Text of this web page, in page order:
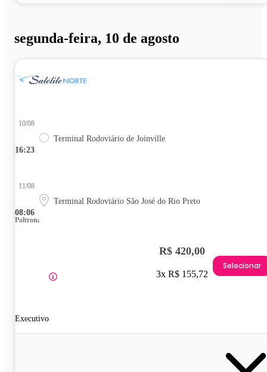
segunda-feira, 10 de agosto
16:23
10/08
Terminal Rodoviário de Joinville
08:06
11/08
Terminal Rodoviário São José do Rio Preto
Poltrona
Executivo
R$ 420,00
3x R$ 155,72
Selecionar